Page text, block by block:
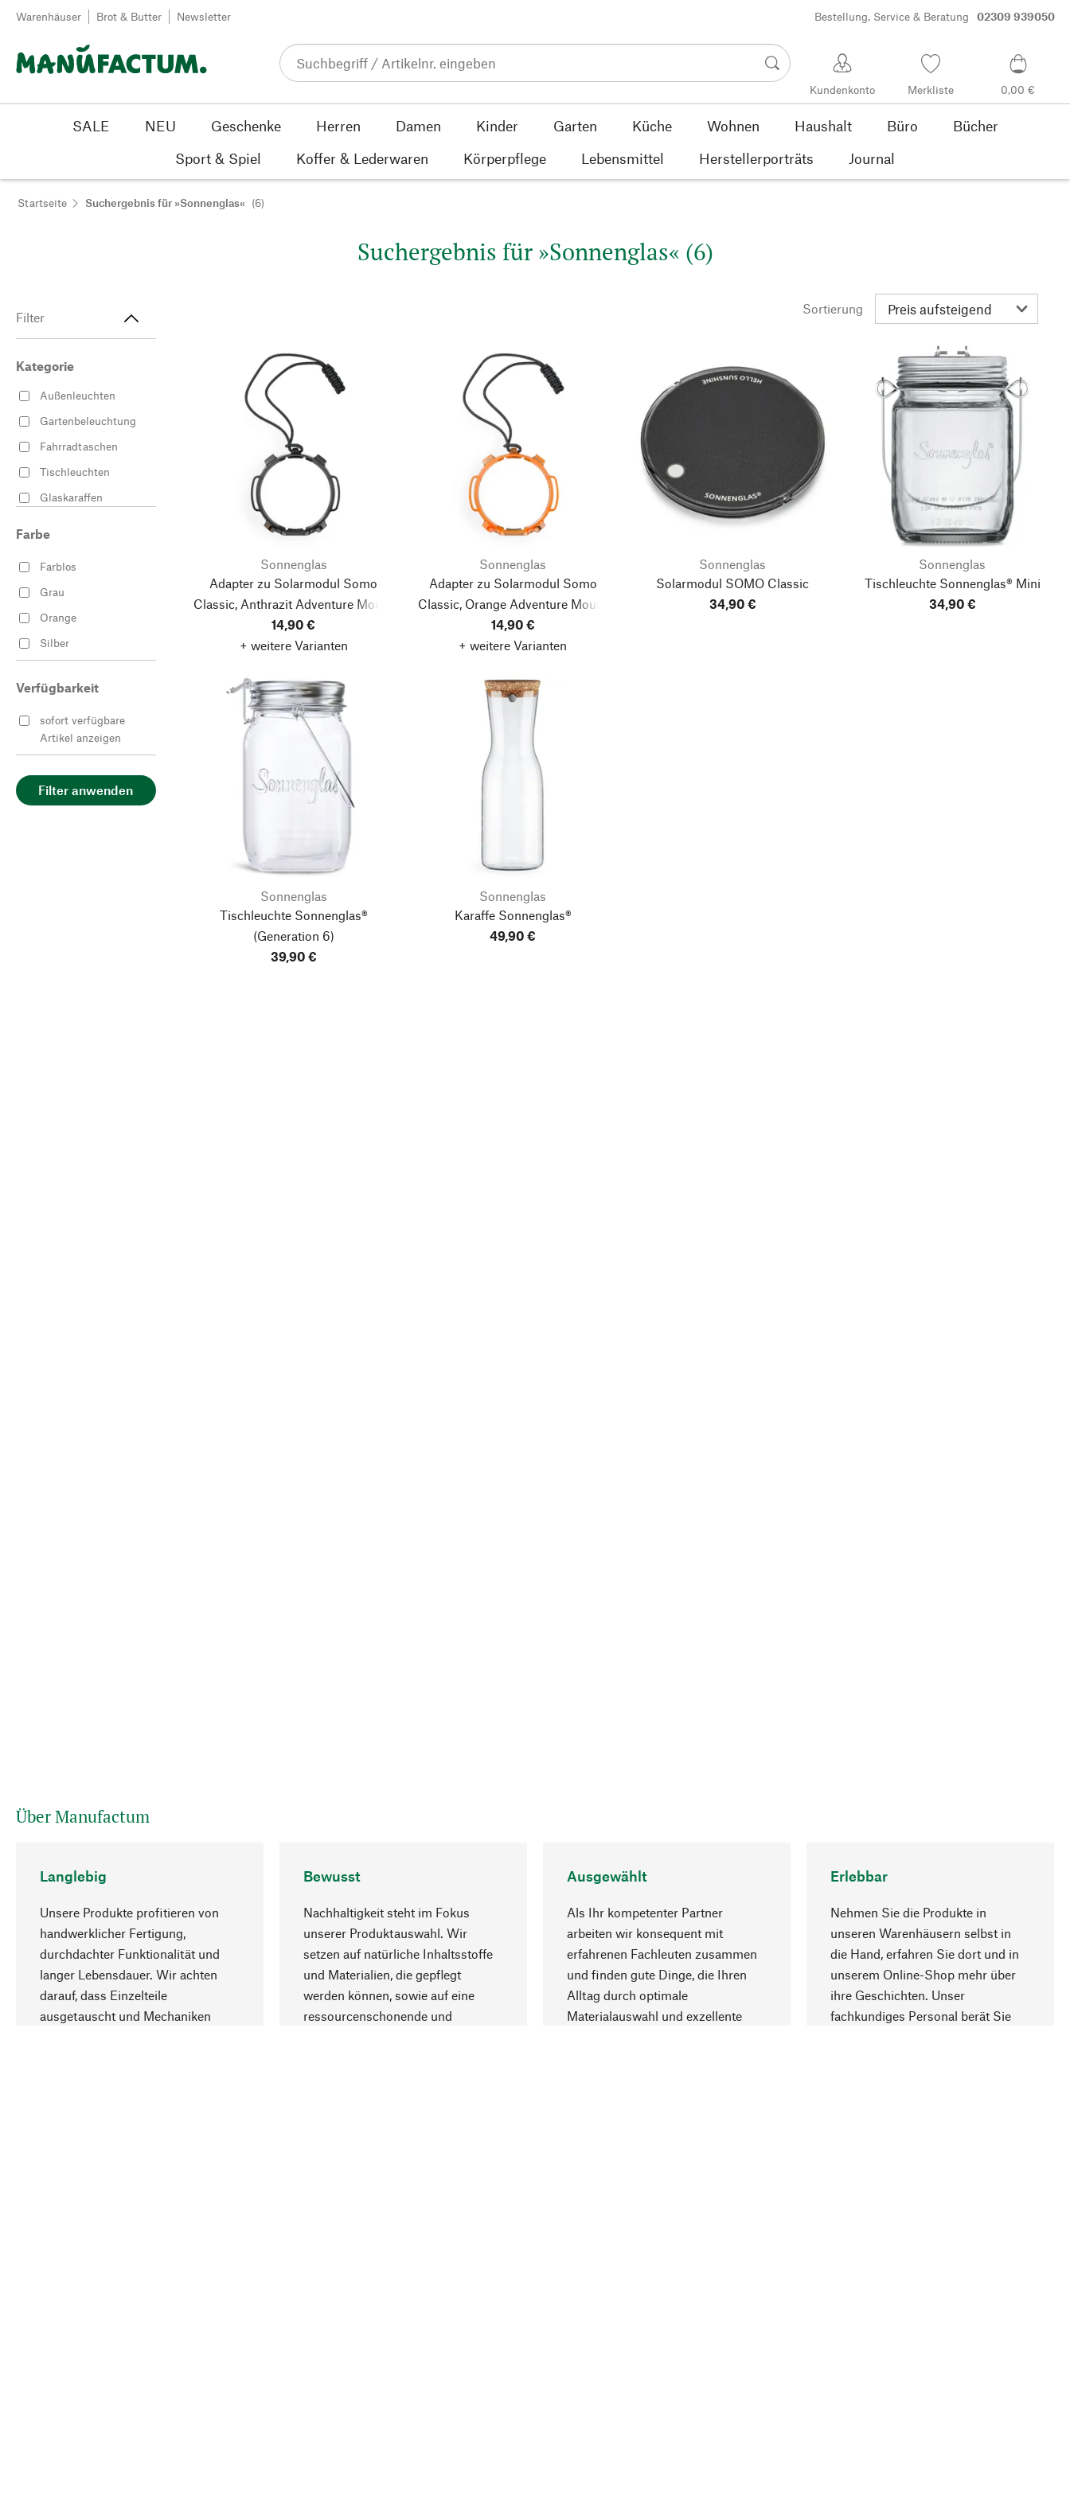
Zum Inhalt springen
Warenhäuser Brot & Butter Newsletter Bestellung, Service & Beratung 02309 939050
Kundenkonto Merkliste 0,00 €
SALE NEU Geschenke Herren Damen Kinder Garten Küche Wohnen Haushalt Büro
Bücher
Sport & Spiel
Koffer & Lederwaren Körperpflege Lebensmittel Herstellerporträts Journal
Startseite Suchergebnis für »Sonnenglas« (6)
Suchergebnis für »Sonnenglas« (6)
Filter
Kategorie
Außenleuchten
Gartenbeleuchtung
Fahrradtaschen
Tischleuchten
Glaskaraffen
Farbe
Farblos
Grau
Orange
Silber
Verfügbarkeit
sofort verfügbare
Artikel anzeigen
Filter anwenden
Sortierung
Sonnenglas
Adapter zu Solarmodul Somo
Classic, Anthrazit Adventure Mount
Classic
14,90 €
+ weitere Varianten
Sonnenglas
Adapter zu Solarmodul Somo
Classic, Orange Adventure Mount
Classic
14,90 €
+ weitere Varianten
Sonnenglas
Solarmodul SOMO Classic
34,90 €
Sonnenglas
Tischleuchte Sonnenglas® Mini
34,90 €
Sonnenglas
Tischleuchte Sonnenglas®
(Generation 6)
39,90 €
Sonnenglas
Karaffe Sonnenglas®
49,90 €
Über Manufactum
Langlebig
Unsere Produkte profitieren von
handwerklicher Fertigung,
durchdachter Funktionalität und
langer Lebensdauer. Wir achten
darauf, dass Einzelteile
ausgetauscht und Mechaniken
Bewusst
Nachhaltigkeit steht im Fokus
unserer Produktauswahl. Wir
setzen auf natürliche Inhaltsstoffe
und Materialien, die gepflegt
werden können, sowie auf eine
ressourcenschonende und
Ausgewählt
Als Ihr kompetenter Partner
arbeiten wir konsequent mit
erfahrenen Fachleuten zusammen
und finden gute Dinge, die Ihren
Alltag durch optimale
Materialauswahl und exzellente
Erlebbar
Nehmen Sie die Produkte in
unseren Warenhäusern selbst in
die Hand, erfahren Sie dort und in
unserem Online-Shop mehr über
ihre Geschichten. Unser
fachkundiges Personal berät Sie